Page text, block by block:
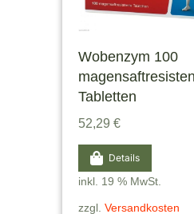
Wobenzym 100
Tabletten
52,29 €
Details
inkl. 19 % MwSt.
zzgl. Versandkosten